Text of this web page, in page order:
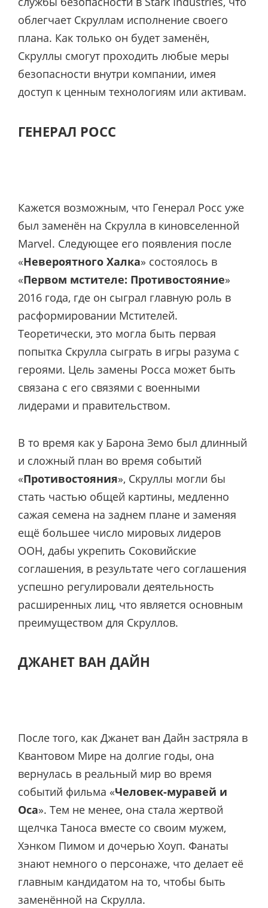
облегчает Скруллам исполнение своего
плана. Как только он будет заменён,
Скруллы смогут проходить любые меры
безопасности внутри компании, имея
доступ к ценным технологиям или активам.
ГЕНЕРАЛ РОСС
Кажется возможным, что Генерал Росс уже
был заменён на Скрулла в киновселенной
Marvel. Следующее его появления после
«Невероятного Халка» состоялось в
«Первом мстителе: Противостояние»
2016 года, где он сыграл главную роль в
расформировании Мстителей.
Теоретически, это могла быть первая
попытка Скрулла сыграть в игры разума с
героями. Цель замены Росса может быть
связана с его связями с военными
лидерами и правительством.
В то время как у Барона Земо был длинный
и сложный план во время событий
«Противостояния», Скруллы могли бы
стать частью общей картины, медленно
сажая семена на заднем плане и заменяя
ещё большее число мировых лидеров
ООН, дабы укрепить Соковийские
соглашения, в результате чего соглашения
успешно регулировали деятельность
расширенных лиц, что является основным
преимуществом для Скруллов.
ДЖАНЕТ ВАН ДАЙН
После того, как Джанет ван Дайн застряла в
Квантовом Мире на долгие годы, она
вернулась в реальный мир во время
событий фильма «Человек-муравей и
Оса». Тем не менее, она стала жертвой
щелчка Таноса вместе со своим мужем,
Хэнком Пимом и дочерью Хоуп. Фанаты
знают немного о персонаже, что делает её
главным кандидатом на то, чтобы быть
заменённой на Скрулла.